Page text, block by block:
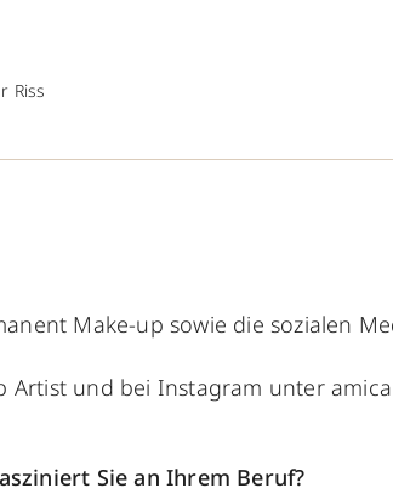
Riss
Make-up sowie die sozialen
und bei Instagram unter
Sie an Ihrem Beruf?